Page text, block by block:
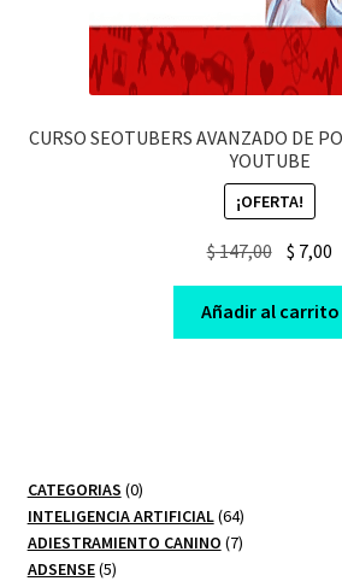
CURSO SEOTUBERS AVANZADO DE
YOUTUBE
¡OFERTA!
$147,00 Original
was:
$ 147,00.
$ 7,00
is:
Añadir al carrito
CATEGORIAS 00
productos
INTELIGENCIA ARTIFICIAL 6464
productos
ADIESTRAMIENTO CANINO 77
ADSENSE 55